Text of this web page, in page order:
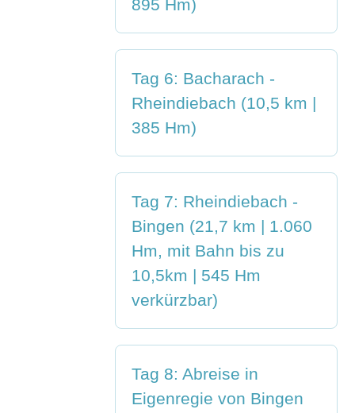
895 Hm)
Tag 6: Bacharach -
Rheindiebach (10,5 km |
385 Hm)
Tag 7: Rheindiebach -
Bingen (21,7 km | 1.060
Hm, mit Bahn bis zu
10,5km | 545 Hm
verkürzbar)
Tag 8: Abreise in
Eigenregie von Bingen